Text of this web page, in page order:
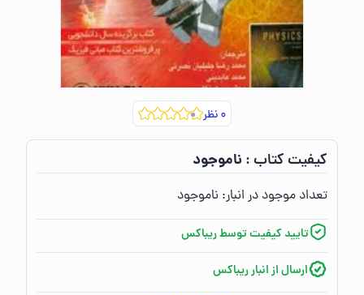
۰نظر
کیفیت کتاب :‌ ناموجود
تعداد موجود در انبار:‌ ناموجود
تایید کیفیت توسط ریباکس
ارسال از انبار ریباکس